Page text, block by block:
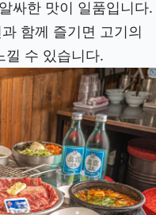
싸한 맛이 일품입니다.
함께 즐기면 고기의
낄 수 있습니다.